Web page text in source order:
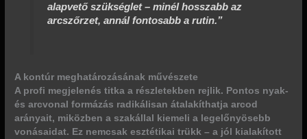
alapvető szükséglet – minél hosszabb az
arcszőrzet, annál fontosabb a rutin.”
A kontúr meghatározásának művészete
A profi megjelenés titka a részletekben rejlik. Pontos nyak-
és arcvonal formázás radikálisan átalakíthatja arcod
arányait, miközben a szakállal kiemeli a legelőnyösebb
vonásaidat. Ez nemcsak esztétikai trükk – a jól kialakított